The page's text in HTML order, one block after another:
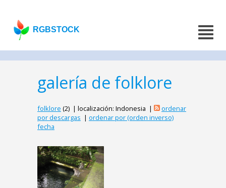
RGBSTOCK
galería de folklore
folklore (2) | localización: Indonesia |
ordenar
por descargas | ordenar por (orden inverso)
fecha